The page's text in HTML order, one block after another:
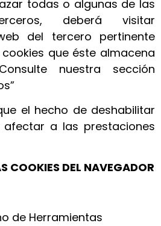
todas o algunas de las
deberá visitar
del tercero pertinente
que éste almacena
nuestra sección
el hecho de deshabilitar
afectar a las prestaciones
COOKIES DEL NAVEGADOR
de Herramientas